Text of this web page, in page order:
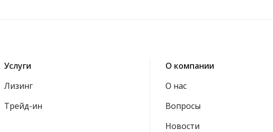
Услуги
Лизинг
Трейд-ин
О компании
О нас
Вопросы
Новости